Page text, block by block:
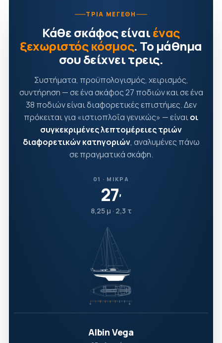
ΤΡΊΑ ΜΕΓΈΘΗ
Κάθε σκάφος είναιένας
ξεχωριστός κόσμος. Το μάθημα
σου δείχνει τρεις.
Συστήματα, προϋπολογισμός, χειρισμός,
συντήρηση — σε ένα σκάφος 27 ποδιών και σε ένα
38 ποδιών είναι διαφορετικές επιστήμες. Δεν
πρόκειται για «ιστιοπλοΐα γενικώς» — είναιοι
συγκεκριμένες λεπτομέρειες τριών
διαφορετικών κατηγοριών, αναλυμένες πάνω
σε πραγματικά σκάφη.
01 · ΜΙΚΡΆ
27′
8,25 μ · 2,3 τ
Albin Vega